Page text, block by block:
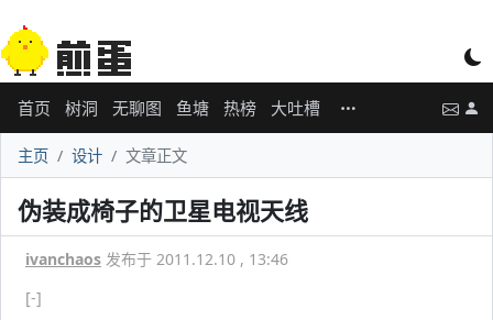
首页 树洞 无聊图 鱼塘 热榜 大吐槽
主页 设计 文章正文
伪装成椅子的卫星电视天线
ivanchaos 发布于 2011.12.10 , 13:46
[-]